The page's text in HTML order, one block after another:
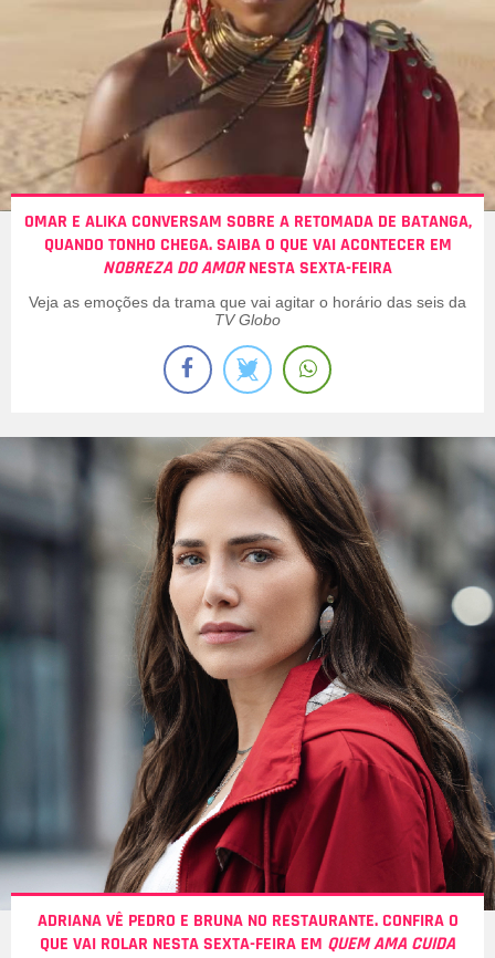
OMAR E ALIKA CONVERSAM SOBRE A RETOMADA DE BATANGA,
QUANDO TONHO CHEGA. SAIBA O QUE VAI ACONTECER EM
NOBREZA DO AMORNESTA SEXTA-FEIRA
Veja as emoções da trama que vai agitar o horário das seis da
TV Globo
ADRIANA VÊ PEDRO E BRUNA NO RESTAURANTE. CONFIRA O
QUE VAI ROLAR NESTA SEXTA-FEIRA EM QUEM AMA CUIDA